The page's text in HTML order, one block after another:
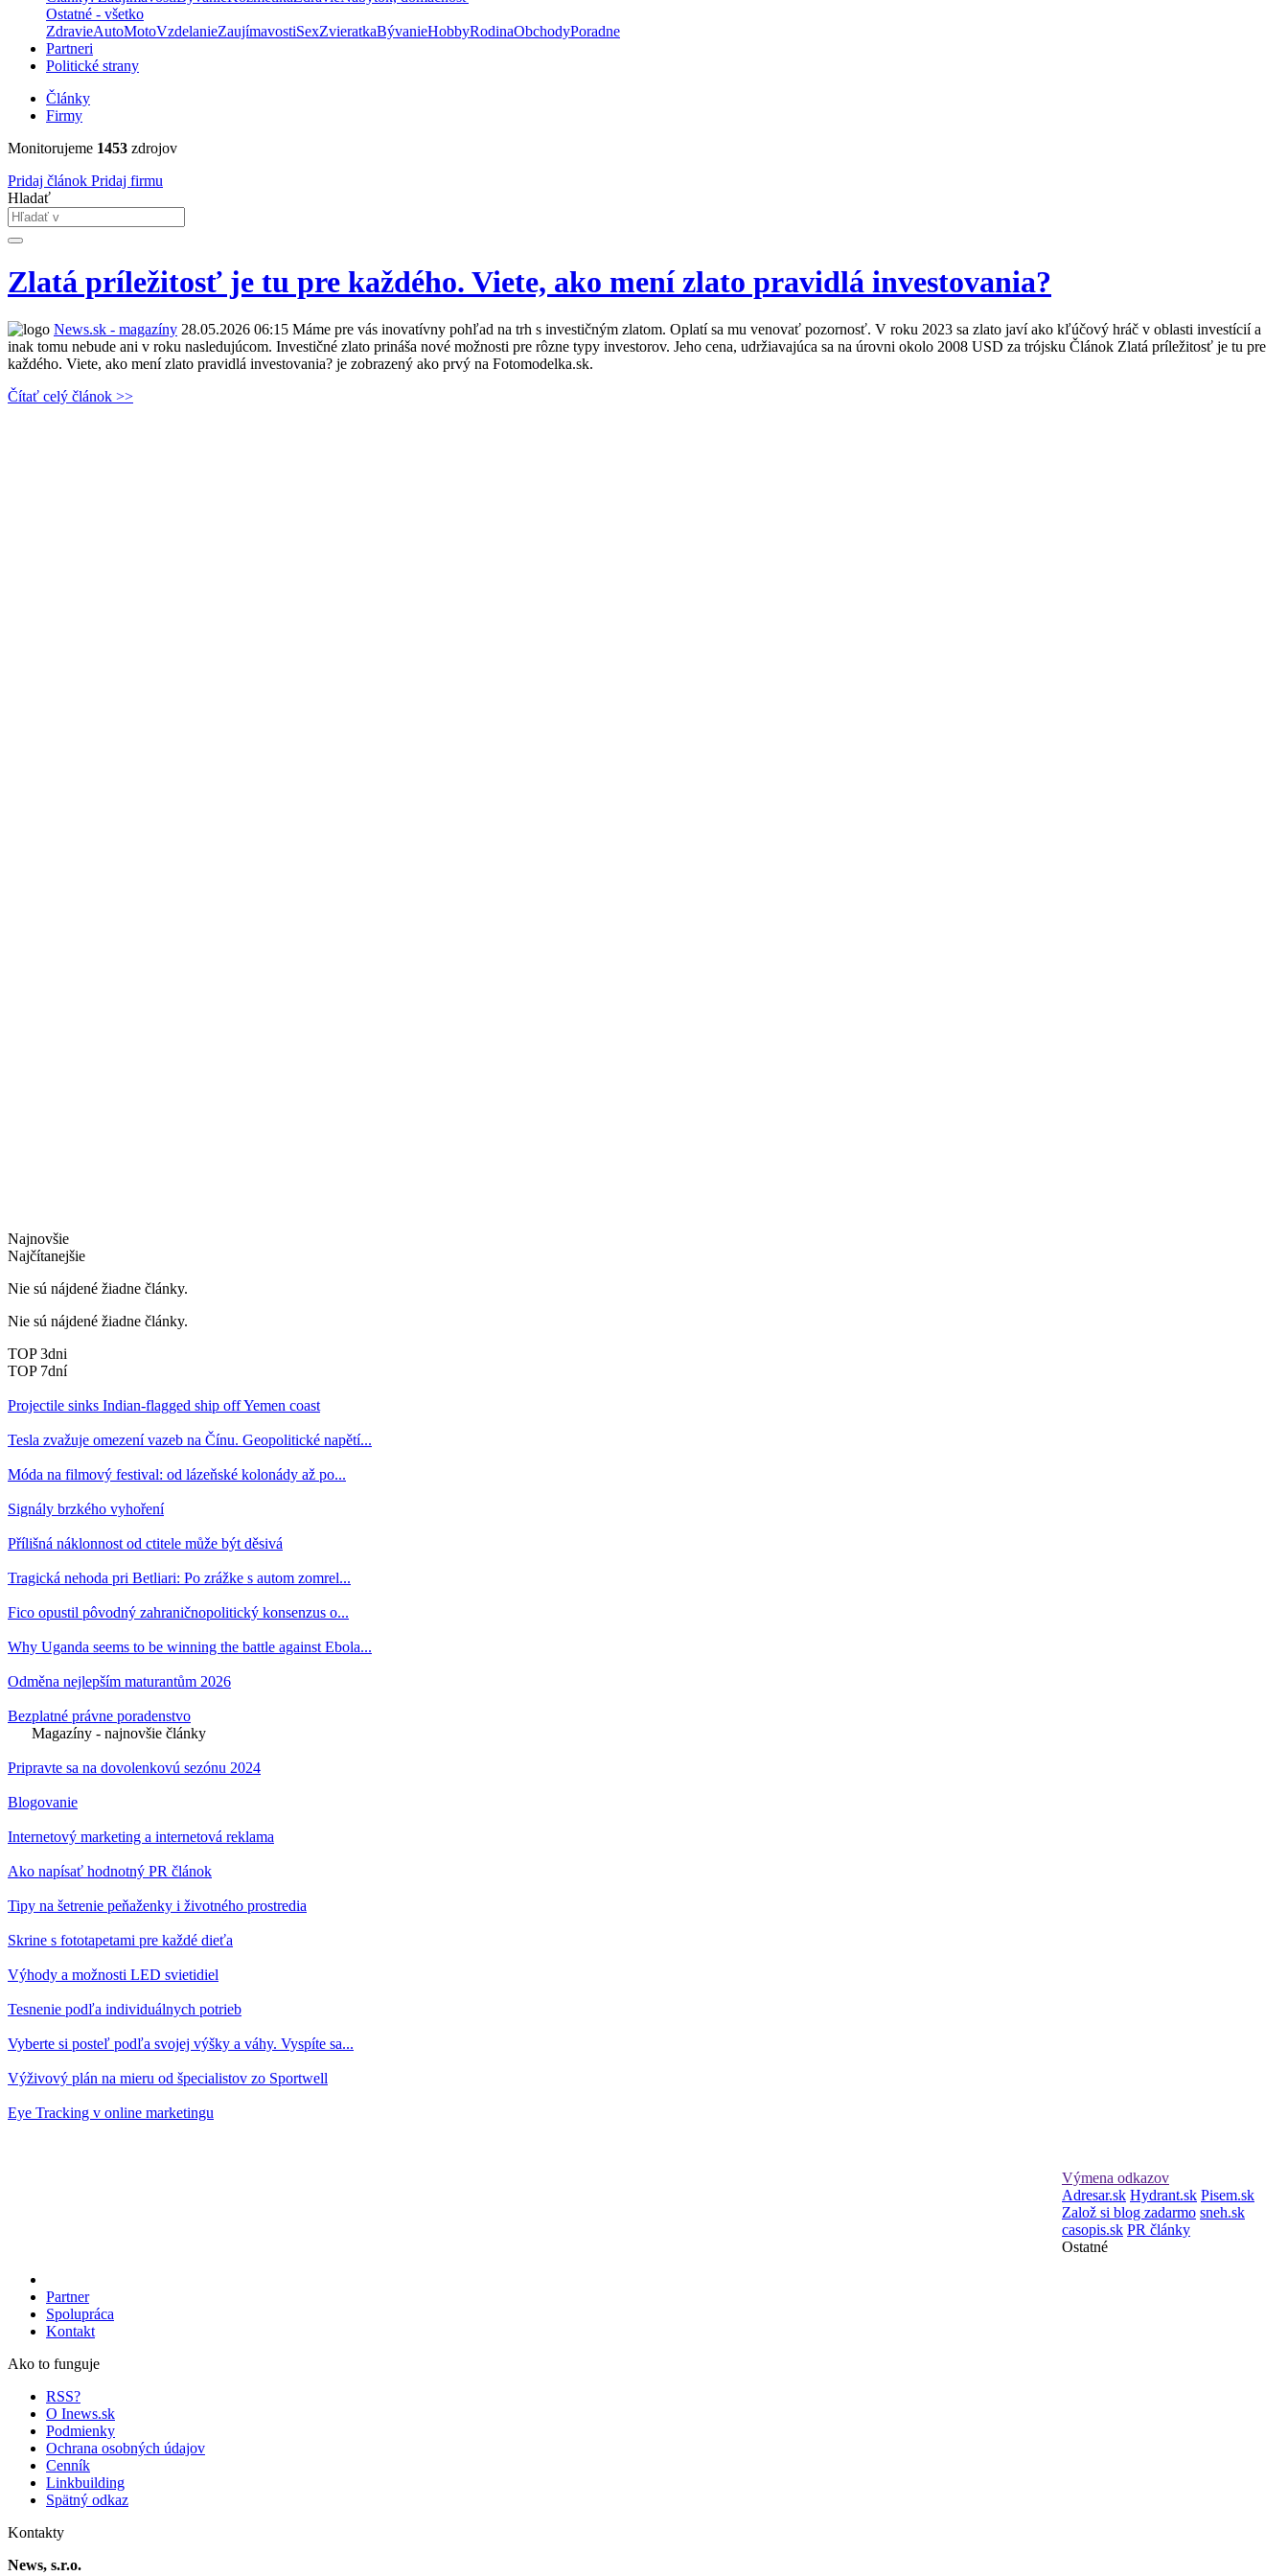
Ostatné - všetko
ZdravieAutoMotoVzdelanieZaujímavostiSexZvieratkaBývanieHobbyRodinaObchodyPoradne
Partneri
Politické strany
Články
Firmy
Monitorujeme 1453 zdrojov
Pridaj článok Pridaj firmu
Hladať
Zlatá príležitosť je tu pre každého. Viete, ako mení zlato pravidlá investovania?
News.sk - magazíny 28.05.2026 06:15 Máme pre vás inovatívny pohľad na trh s investičným zlatom. Oplatí sa mu venovať pozornosť. V roku 2023 sa zlato javí ako kľúčový hráč v oblasti investícií a
inak tomu nebude ani v roku nasledujúcom. Investičné zlato prináša nové možnosti pre rôzne typy investorov. Jeho cena, udržiavajúca sa na úrovni okolo 2008 USD za trójsku Článok Zlatá príležitosť je tu pre
každého. Viete, ako mení zlato pravidlá investovania? je zobrazený ako prvý na Fotomodelka.sk.
Čítať celý článok >>
Najnovšie
Najčítanejšie
Nie sú nájdené žiadne články.
Nie sú nájdené žiadne články.
TOP 3dni
TOP 7dní
Projectile sinks Indian-flagged ship off Yemen coast
Tesla zvažuje omezení vazeb na Čínu. Geopolitické napětí...
Móda na filmový festival: od lázeňské kolonády až po...
Signály brzkého vyhoření
Přílišná náklonnost od ctitele může být děsivá
Tragická nehoda pri Betliari: Po zrážke s autom zomrel...
Fico opustil pôvodný zahraničnopolitický konsenzus o...
Why Uganda seems to be winning the battle against Ebola...
Odměna nejlepším maturantům 2026
Bezplatné právne poradenstvo
Magazíny - najnovšie články
Pripravte sa na dovolenkovú sezónu 2024
Blogovanie
Internetový marketing a internetová reklama
Ako napísať hodnotný PR článok
Tipy na šetrenie peňaženky i životného prostredia
Skrine s fototapetami pre každé dieťa
Výhody a možnosti LED svietidiel
Tesnenie podľa individuálnych potrieb
Vyberte si posteľ podľa svojej výšky a váhy. Vyspíte sa...
Výživový plán na mieru od špecialistov zo Sportwell
Eye Tracking v online marketingu
Výmena odkazov
Adresar.sk Hydrant.sk Pisem.sk
Založ si blog zadarmo sneh.sk
casopis.sk PR články
Ostatné
Partner
Spolupráca
Kontakt
Ako to funguje
RSS?
O Inews.sk
Podmienky
Ochrana osobných údajov
Cenník
Linkbuilding
Spätný odkaz
Kontakty
News, s.r.o.